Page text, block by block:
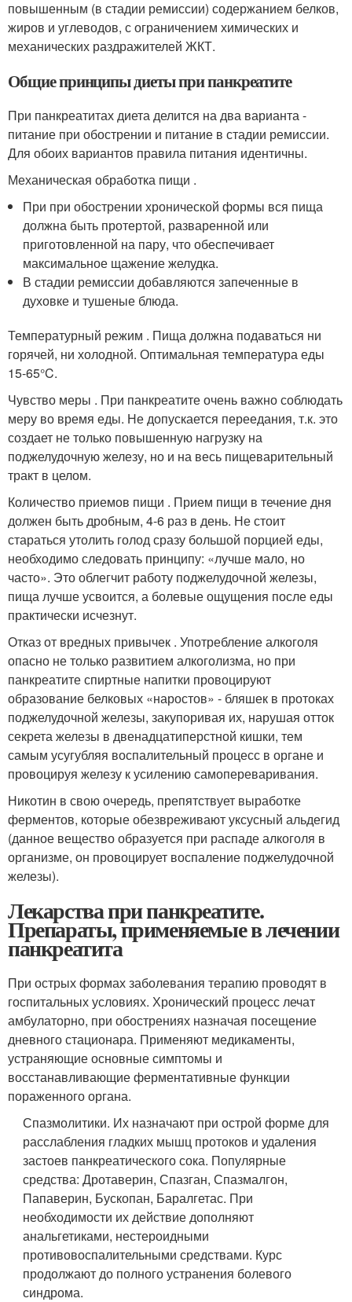
повышенным (в стадии ремиссии) содержанием белков,
жиров и углеводов, с ограничением химических и
механических раздражителей ЖКТ.
Общие принципы диеты при панкреатите
При панкреатитах диета делится на два варианта -
питание при обострении и питание в стадии ремиссии.
Для обоих вариантов правила питания идентичны.
Механическая обработка пищи .
При при обострении хронической формы вся пища
должна быть протертой, разваренной или
приготовленной на пару, что обеспечивает
максимальное щажение желудка.
В стадии ремиссии добавляются запеченные в
духовке и тушеные блюда.
Температурный режим . Пища должна подаваться ни
горячей, ни холодной. Оптимальная температура еды
15-65°C.
Чувство меры . При панкреатите очень важно соблюдать
меру во время еды. Не допускается переедания, т.к. это
создает не только повышенную нагрузку на
поджелудочную железу, но и на весь пищеварительный
тракт в целом.
Количество приемов пищи . Прием пищи в течение дня
должен быть дробным, 4-6 раз в день. Не стоит
стараться утолить голод сразу большой порцией еды,
необходимо следовать принципу: «лучше мало, но
часто». Это облегчит работу поджелудочной железы,
пища лучше усвоится, а болевые ощущения после еды
практически исчезнут.
Отказ от вредных привычек . Употребление алкоголя
опасно не только развитием алкоголизма, но при
панкреатите спиртные напитки провоцируют
образование белковых «наростов» - бляшек в протоках
поджелудочной железы, закупоривая их, нарушая отток
секрета железы в двенадцатиперстной кишки, тем
самым усугубляя воспалительный процесс в органе и
провоцируя железу к усилению самопереваривания.
Никотин в свою очередь, препятствует выработке
ферментов, которые обезвреживают уксусный альдегид
(данное вещество образуется при распаде алкоголя в
организме, он провоцирует воспаление поджелудочной
железы).
Лекарства при панкреатите.
Препараты, применяемые в лечении
панкреатита
При острых формах заболевания терапию проводят в
госпитальных условиях. Хронический процесс лечат
амбулаторно, при обострениях назначая посещение
дневного стационара. Применяют медикаменты,
устраняющие основные симптомы и
восстанавливающие ферментативные функции
пораженного органа.
Спазмолитики. Их назначают при острой форме для
расслабления гладких мышц протоков и удаления
застоев панкреатического сока. Популярные
средства: Дротаверин, Спазган, Спазмалгон,
Папаверин, Бускопан, Баралгетас. При
необходимости их действие дополняют
анальгетиками, нестероидными
противовоспалительными средствами. Курс
продолжают до полного устранения болевого
синдрома.